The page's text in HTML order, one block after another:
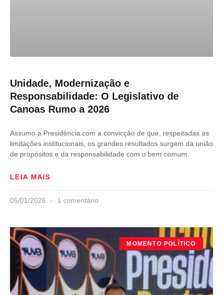
Unidade, Modernização e
Responsabilidade: O Legislativo de
Canoas Rumo a 2026
Assumo a Presidência com a convicção de que, respeitadas as
limitações institucionais, os grandes resultados surgem da união
de propósitos e da responsabilidade com o bem comum.
LEIA MAIS
05/01/2026 1 comentário
MOMENTO POLÍTICO